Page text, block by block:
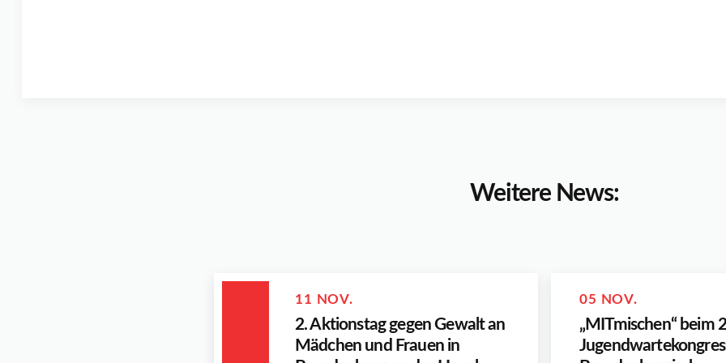
Weitere News:
11 NOV.
2. Aktionstag gegen Gewalt an
Mädchen und Frauen in
05 NOV.
„MITmischen“ beim